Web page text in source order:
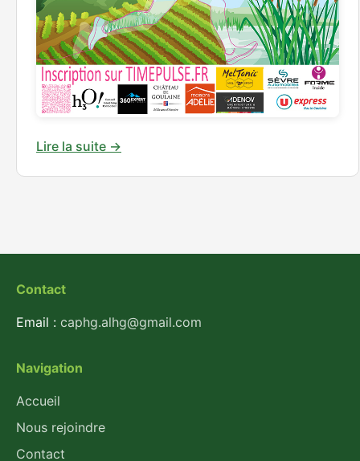
Lire la suite →
Contact
Email : caphg.alhg@gmail.com
Navigation
Accueil
Nous rejoindre
Contact